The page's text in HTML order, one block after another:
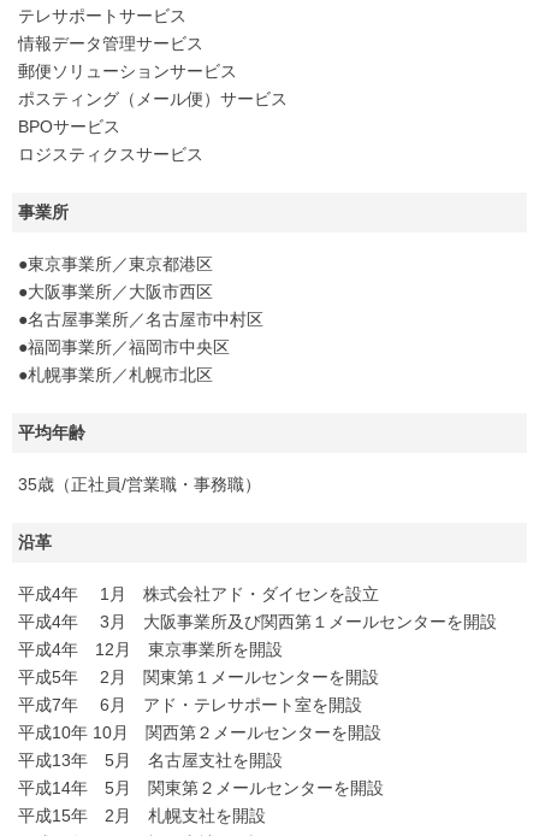
テレサポートサービス
情報データ管理サービス
郵便ソリューションサービス
ポスティング（メール便）サービス
BPOサービス
ロジスティクスサービス
事業所
●東京事業所／東京都港区
●大阪事業所／大阪市西区
●名古屋事業所／名古屋市中村区
●福岡事業所／福岡市中央区
●札幌事業所／札幌市北区
平均年齢
35歳（正社員/営業職・事務職）
沿革
平成4年 1月 株式会社アド・ダイセンを設立
平成4年 3月 大阪事業所及び関西第１メールセンターを開設
平成4年 12月 東京事業所を開設
平成5年 2月 関東第１メールセンターを開設
平成7年 6月 アド・テレサポート室を開設
平成10年 10月 関西第２メールセンターを開設
平成13年 5月 名古屋支社を開設
平成14年 5月 関東第２メールセンターを開設
平成15年 2月 札幌支社を開設